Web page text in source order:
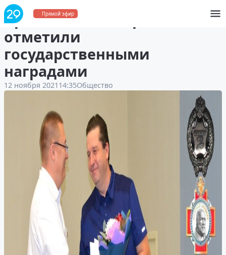
Прямой эфир
Архангельских врачей
отметили
государственными
наградами
12 ноября 2021 14:35Общество